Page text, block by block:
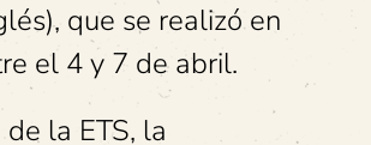
que se realizó en
el 4 y 7 de abril.
la ETS, la